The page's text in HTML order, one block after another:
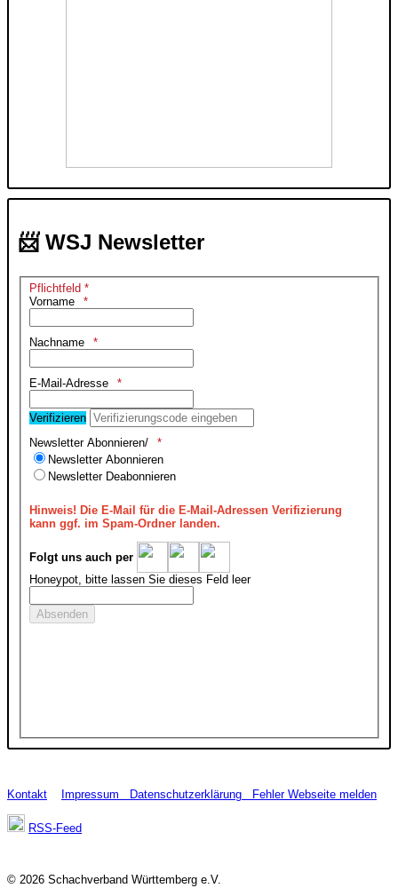
📨 WSJ Newsletter
Pflichtfeld *
Vorname
Nachname
E-Mail-Adresse
Verifizieren
Newsletter Abonnieren/
Newsletter Abonnieren
Newsletter Deabonnieren
Hinweis! Die E-Mail für die E-Mail-Adressen Verifizierung
kann ggf. im Spam-Ordner landen.
Folgt uns auch per
Honeypot, bitte lassen Sie dieses Feld leer
Kontakt Impressum Datenschutzerklärung Fehler Webseite melden
RSS-Feed
© 2026 Schachverband Württemberg e.V.